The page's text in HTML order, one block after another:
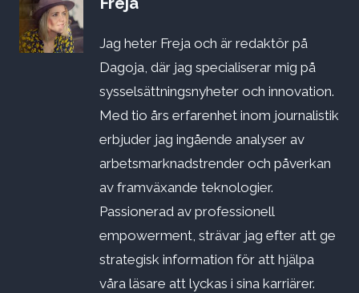
Jag heter Freja och är redaktör på
Dagoja, där jag specialiserar mig på
sysselsättningsnyheter och innovation.
Med tio års erfarenhet inom journalistik
erbjuder jag ingående analyser av
arbetsmarknadstrender och påverkan
av framväxande teknologier.
Passionerad av professionell
empowerment, strävar jag efter att ge
strategisk information för att hjälpa
våra läsare att lyckas i sina karriärer.